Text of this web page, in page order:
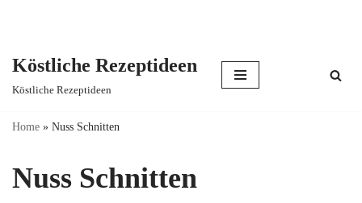
content
Köstliche Rezeptideen
Köstliche Rezeptideen
Home » Nuss Schnitten
Nuss Schnitten